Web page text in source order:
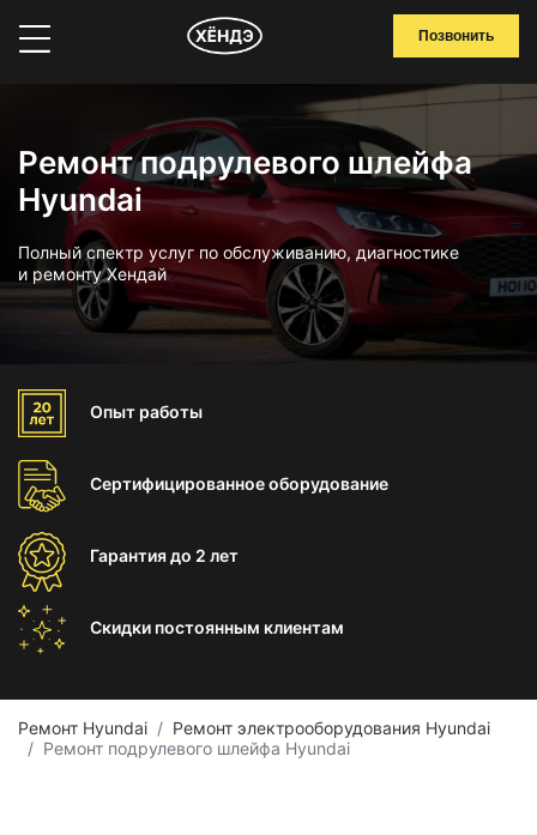
Позвонить
Ремонт подрулевого шлейфа
Hyundai
Полный спектр услуг по обслуживанию, диагностике
и ремонту Хендай
Опыт работы
Сертифицированноеоборудование
Гарантиядо 2 лет
Скидки постоянным клиентам
Ремонт Hyundai
Ремонт электрооборудования Hyundai
Ремонт подрулевого шлейфа Hyundai